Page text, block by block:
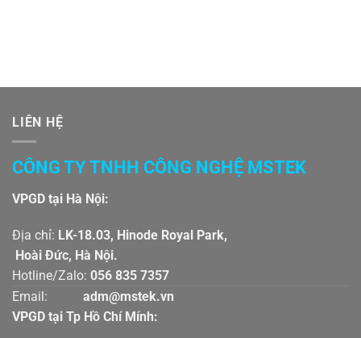
LIÊN HỆ
CÔNG TY TNHH CÔNG NGHỆ MSTEK
VPGD tại Hà Nội:
Địa chỉ: LK-18.03, Hinode Royal Park,
Hoài Đức, Hà Nội.
Hotline/Zalo: 056 835 7357
Email:
adm@mstek.vn
VPGD tại Tp Hồ Chí Mính: